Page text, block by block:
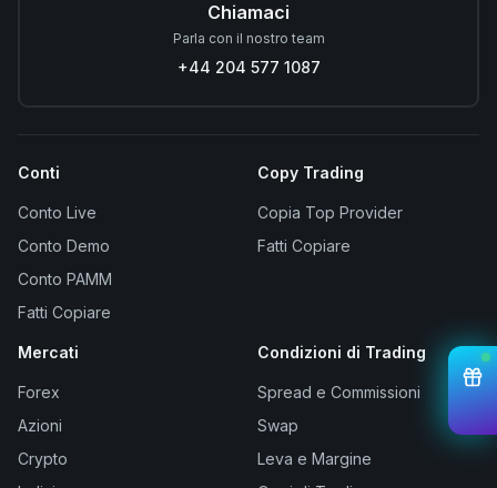
Chiamaci
Parla con il nostro team
+44 204 577 1087
Conti
Conto Live
Conto Demo
Conto PAMM
Fatti Copiare
Copy Trading
Copia Top Provider
Fatti Copiare
Mercati
Forex
Azioni
Crypto
Condizioni di Trading
Spread e Commissioni
Swap
Leva e Margine